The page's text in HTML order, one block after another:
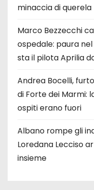
minaccia di querela
Marco Bezzecchi
ospedale: paura
sta il pilota Aprilia
Andrea Bocelli,
di Forte dei Marmi:
ospiti erano fuori
Albano rompe gli
Loredana Lecciso
insieme